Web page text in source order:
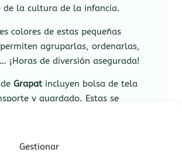
Gestionar
de la cultura de la infancia.
colores de estas pequeñas
agruparlas, ordenarlas,
¡Horas de diversión asegurada!
deGrapat incluyen bolsa de tela
y guardado. Estas se